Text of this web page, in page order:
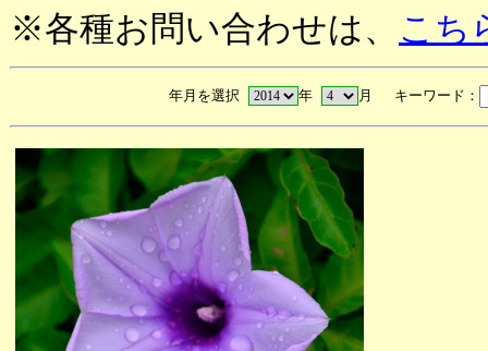
※各種お問い合わせは、 こち
年月を選択 年 月 キーワード：